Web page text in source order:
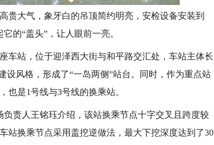
大气，象牙白的吊顶简约明亮，安检设备安装到
的“盖头”，让人眼前一亮。
站，位于迎泽西大街与和平路交汇处，车站主体长
设风格，形成了“一岛两侧”站台。同时，作为重点站
也是1号线与3号线的换乘站。
责人王铭珏介绍，该站换乘节点十字交叉且跨度较
站换乘节点采用盖挖逆做法，最大下挖深度达到了30